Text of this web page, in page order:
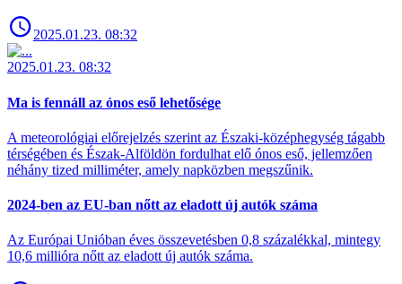
2025.01.23. 08:32
2025.01.23. 08:32
Ma is fennáll az ónos eső lehetősége
A meteorológiai előrejelzés szerint az Északi-középhegység tágabb
térségében és Észak-Alföldön fordulhat elő ónos eső, jellemzően
néhány tized milliméter, amely napközben megszűnik.
2024-ben az EU-ban nőtt az eladott új autók száma
Az Európai Unióban éves összevetésben 0,8 százalékkal, mintegy
10,6 millióra nőtt az eladott új autók száma.